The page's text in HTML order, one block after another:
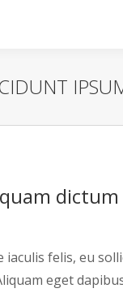
dictum
iaculis felis, eu
eget